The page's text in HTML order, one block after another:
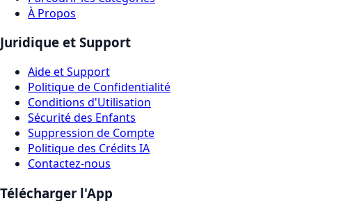
À Propos
Juridique et Support
Aide et Support
Politique de Confidentialité
Conditions d'Utilisation
Sécurité des Enfants
Suppression de Compte
Politique des Crédits IA
Contactez-nous
Télécharger l'App